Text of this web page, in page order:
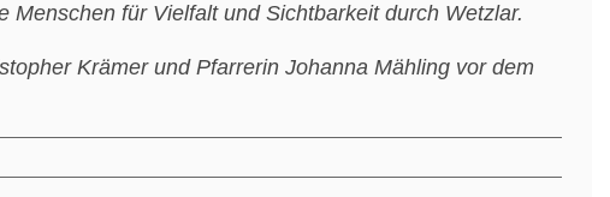
für Vielfalt und Sichtbarkeit durch Wetzlar.
Krämer und Pfarrerin Johanna Mähling vor dem